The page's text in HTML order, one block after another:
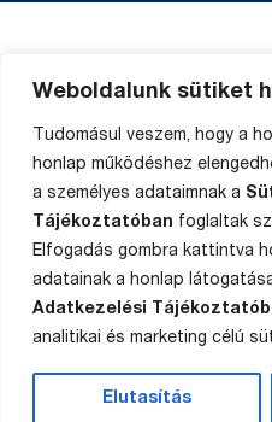
Weboldalunk sütiket
Tudomásul veszem, hogy a
honlap működéshez
a személyes adataimnak a
Tájékoztatóban foglaltak
Elfogadás gombra kattintva
adatainak a honlap
Adatkezelési
analitikai és marketing célú
Elutasítás
Rólunk
Közzétételek
Adatkezelés
Private Banking
Ügyféltájékoztató
Sütik
Copyright © 2015-